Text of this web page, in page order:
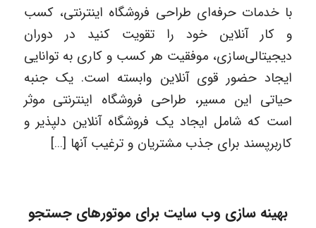
با خدمات حرفه‌ای طراحی فروشگاه اینترنتی، کسب
و کار آنلاین خود را تقویت کنید در دوران
دیجیتالی‌سازی، موفقیت هر کسب و کاری به توانایی
ایجاد حضور قوی آنلاین وابسته است. یک جنبه
حیاتی این مسیر، طراحی فروشگاه اینترنتی موثر
است که شامل ایجاد یک فروشگاه آنلاین دلپذیر و
کاربرپسند برای جذب مشتریان و ترغیب آنها […]
بهینه سازی وب سایت برای موتورهای جستجو